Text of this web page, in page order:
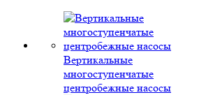
Вертикальные
многоступенчатые
центробежные насосы